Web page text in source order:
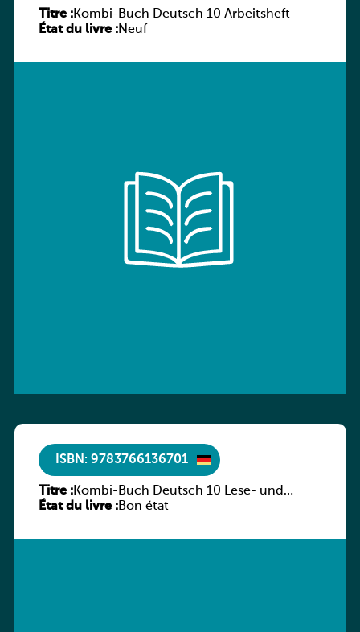
Titre :Kombi-Buch Deutsch 10 Arbeitsheft
État du livre :Neuf
ISBN: 9783766136701
Titre :Kombi-Buch Deutsch 10 Lese- und
Sprachbuch
État du livre :Bon état